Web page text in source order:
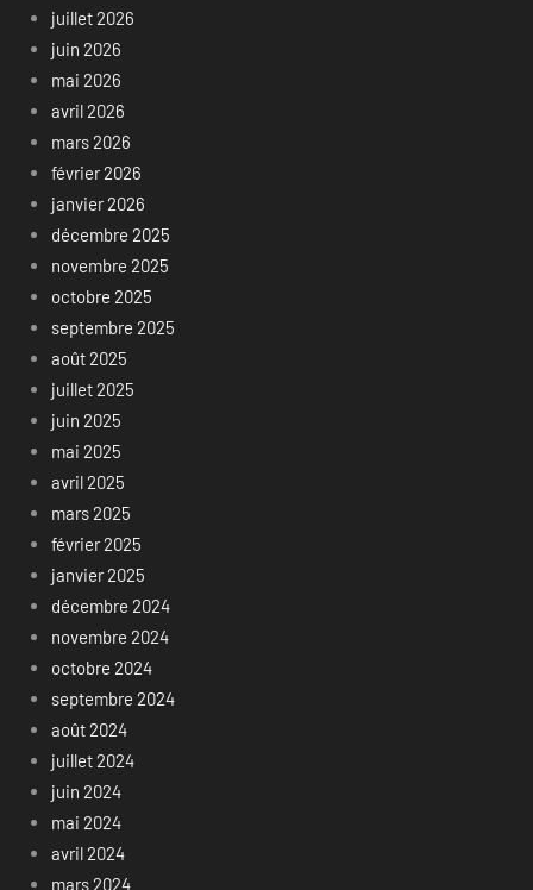
juillet 2026
juin 2026
mai 2026
avril 2026
mars 2026
février 2026
janvier 2026
décembre 2025
novembre 2025
octobre 2025
septembre 2025
août 2025
juillet 2025
juin 2025
mai 2025
avril 2025
mars 2025
février 2025
janvier 2025
décembre 2024
novembre 2024
octobre 2024
septembre 2024
août 2024
juillet 2024
juin 2024
mai 2024
avril 2024
mars 2024